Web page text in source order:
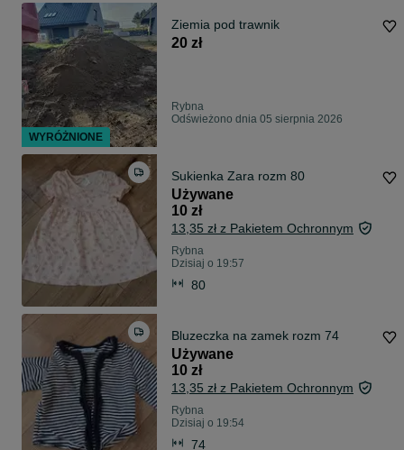
Ziemia pod trawnik
20 zł
Rybna
Odświeżono dnia 05 sierpnia 2026
Sukienka Zara rozm 80
Używane
10 zł
13,35 zł z Pakietem Ochronnym
Rybna
Dzisiaj o 19:57
80
Bluzeczka na zamek rozm 74
Używane
10 zł
13,35 zł z Pakietem Ochronnym
Rybna
Dzisiaj o 19:54
74
WYRÓŻNIONE